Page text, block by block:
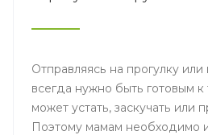
Отправляясь на прогулку
всегда нужно быть готовым
может устать, заскучать или
Поэтому мамам необходимо